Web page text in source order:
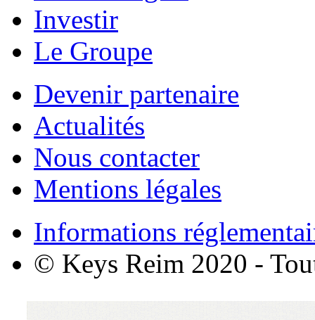
Investir
Le Groupe
Devenir partenaire
Actualités
Nous contacter
Mentions légales
Informations
© Keys Reim 2020 -